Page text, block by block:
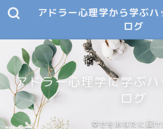
アドラー心理学から学ぶ
ログ
アドラー心理学に学ぶ
ログ
幸せをあなたに届け